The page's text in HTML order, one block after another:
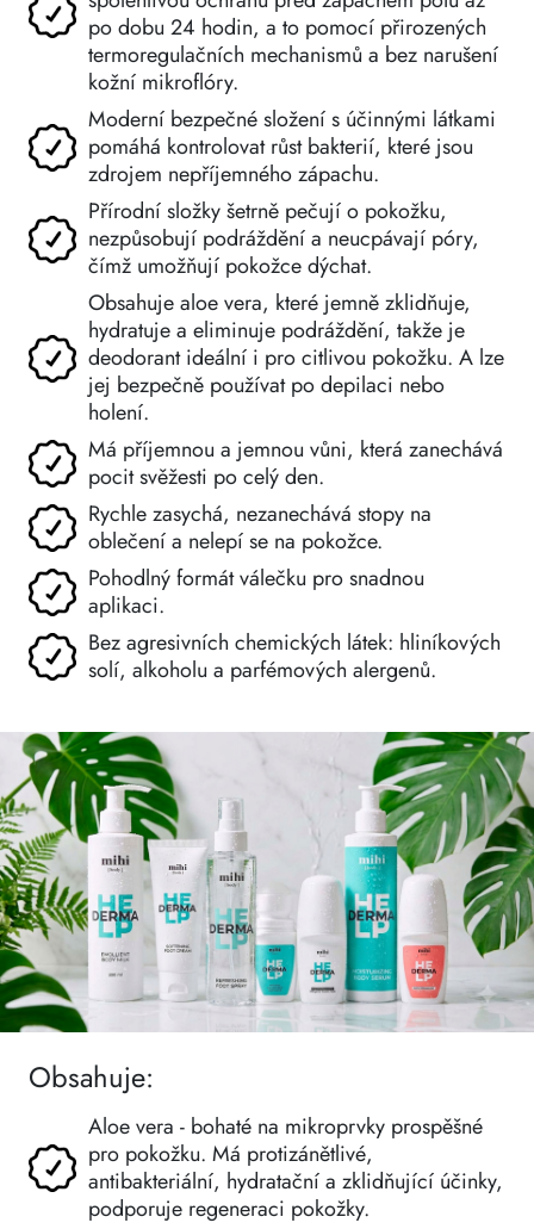
po dobu 24 hodin, a to pomocí přirozených
termoregulačních mechanismů a bez narušení
kožní mikroflóry.
Moderní bezpečné složení s účinnými látkami
pomáhá kontrolovat růst bakterií, které jsou
zdrojem nepříjemného zápachu.
Přírodní složky šetrně pečují o pokožku,
nezpůsobují podráždění a neucpávají póry,
čímž umožňují pokožce dýchat.
Obsahuje aloe vera, které jemně zklidňuje,
hydratuje a eliminuje podráždění, takže je
deodorant ideální i pro citlivou pokožku. A lze
jej bezpečně používat po depilaci nebo
holení.
Má příjemnou a jemnou vůni, která zanechává
pocit svěžesti po celý den.
Rychle zasychá, nezanechává stopy na
oblečení a nelepí se na pokožce.
Pohodlný formát válečku pro snadnou
aplikaci.
Bez agresivních chemických látek: hliníkových
solí, alkoholu a parfémových alergenů.
Obsahuje:
Aloe vera - bohaté na mikroprvky prospěšné
pro pokožku. Má protizánětlivé,
antibakteriální, hydratační a zklidňující účinky,
podporuje regeneraci pokožky.